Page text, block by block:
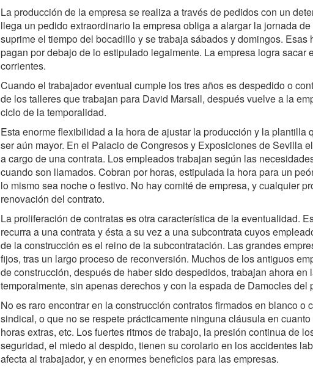
La producción de la empresa se realiza a través de pedidos con un
llega un pedido extraordinario la empresa obliga a alargar la jornada
suprime el tiempo del bocadillo y se trabaja sábados y domingos. Esas
pagan por debajo de lo estipulado legalmente. La empresa logra sacar
corrientes.
Cuando el trabajador eventual cumple los tres años es despedido o
de los talleres que trabajan para David Marsall, después vuelve a la
ciclo de la temporalidad.
Esta enorme flexibilidad a la hora de ajustar la producción y la plantilla
ser aún mayor. En el Palacio de Congresos y Exposiciones de Sevilla
a cargo de una contrata. Los empleados trabajan según las
cuando son llamados. Cobran por horas, estipulada la hora para un
lo mismo sea noche o festivo. No hay comité de empresa, y cualquier
renovación del contrato.
La proliferación de contratas es otra característica de la eventualidad.
recurra a una contrata y ésta a su vez a una subcontrata cuyos
de la construcción es el reino de la subcontratación. Las grandes
fijos, tras un largo proceso de reconversión. Muchos de los antiguos
de construcción, después de haber sido despedidos, trabajan ahora en
temporalmente, sin apenas derechos y con la espada de Damocles del
No es raro encontrar en la construcción contratos firmados en blanco o
sindical, o que no se respete prácticamente ninguna cláusula en
horas extras, etc. Los fuertes ritmos de trabajo, la presión continua de
seguridad, el miedo al despido, tienen su corolario en los accidentes
afecta al trabajador, y en enormes beneficios para las empresas.